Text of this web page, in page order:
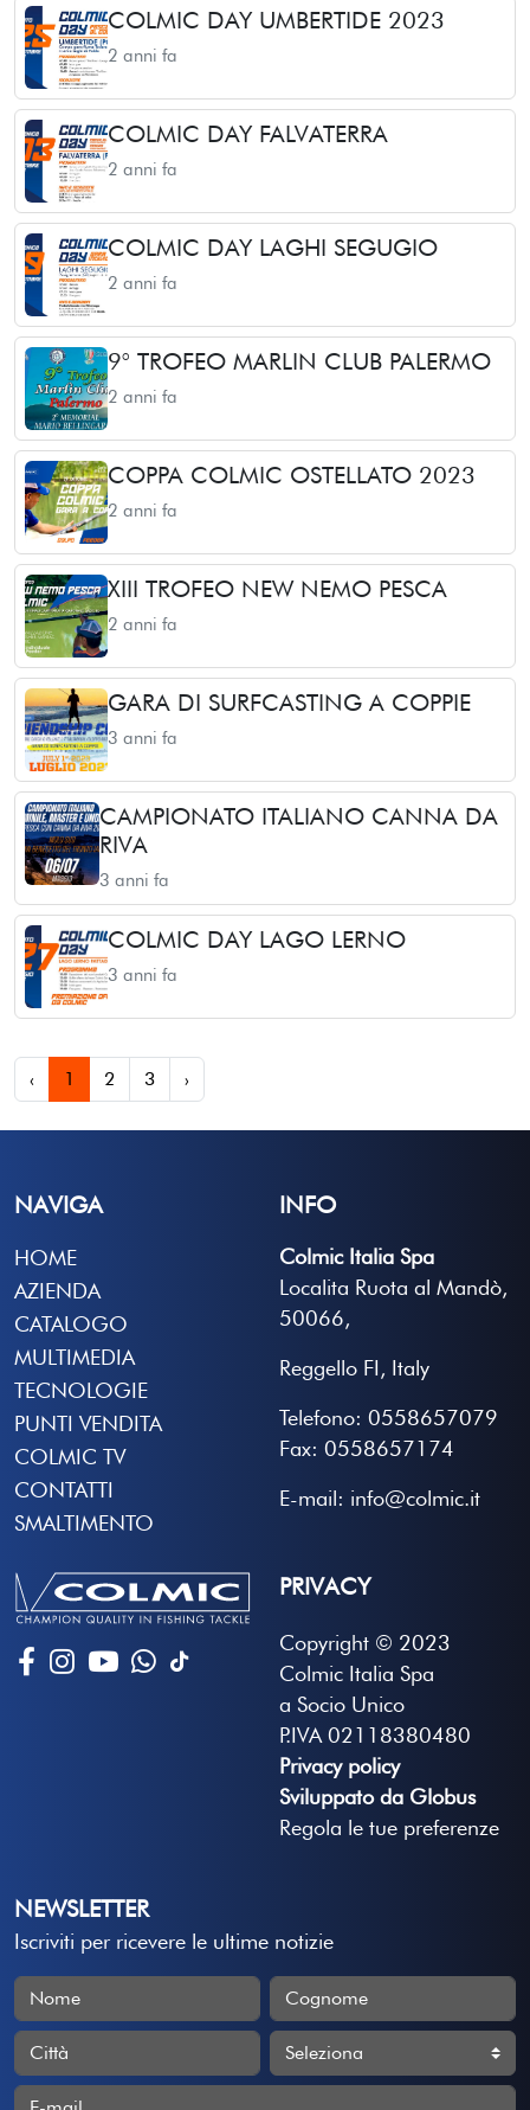
COLMIC DAY UMBERTIDE 2023
2 anni fa
COLMIC DAY FALVATERRA
2 anni fa
COLMIC DAY LAGHI SEGUGIO
2 anni fa
9° TROFEO MARLIN CLUB PALERMO
2 anni fa
COPPA COLMIC OSTELLATO 2023
2 anni fa
XIII TROFEO NEW NEMO PESCA
2 anni fa
GARA DI SURFCASTING A COPPIE
3 anni fa
CAMPIONATO ITALIANO CANNA DA
RIVA
3 anni fa
COLMIC DAY LAGO LERNO
3 anni fa
‹ 1 2 3 ›
NAVIGA
HOME
AZIENDA
CATALOGO
MULTIMEDIA
TECNOLOGIE
PUNTI VENDITA
COLMIC TV
CONTATTI
SMALTIMENTO
INFO
Colmic Italia Spa
Localita Ruota al Mandò,
50066,
Reggello FI, Italy
Telefono: 0558657079
Fax: 0558657174
E-mail: info@colmic.it
PRIVACY
Copyright © 2023
Colmic Italia Spa
a Socio Unico
P.IVA 02118380480
Privacy policy
Sviluppato da Globus
Regola le tue preferenze
NEWSLETTER
Iscriviti per ricevere le ultime notizie